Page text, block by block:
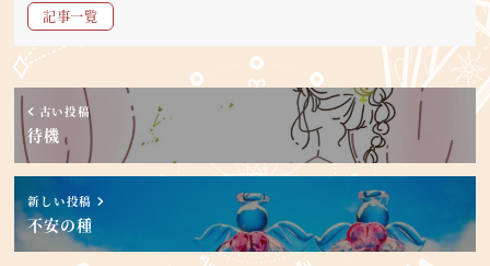
記事一覧
古い投稿
待機
新しい投稿
不安の種